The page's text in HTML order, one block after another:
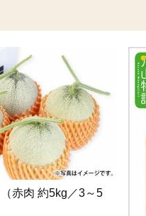
赤肉 約5kg／3～5